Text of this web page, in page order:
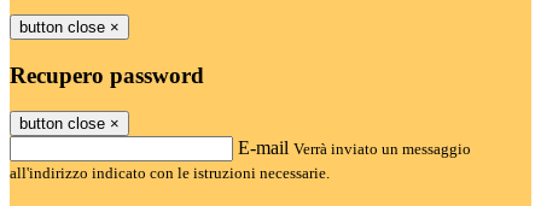
button close ×
Recupero password
button close ×
E-mail Verrà inviato un messaggio
all'indirizzo indicato con le istruzioni necessarie.